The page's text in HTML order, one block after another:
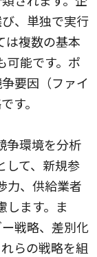
、単独で実行
は複数の基本
可能です。ポ
要因（ファイ
す。
争環境を分析
して、新規参
力、供給業者
します。ま
戦略、差別化
らの戦略を組